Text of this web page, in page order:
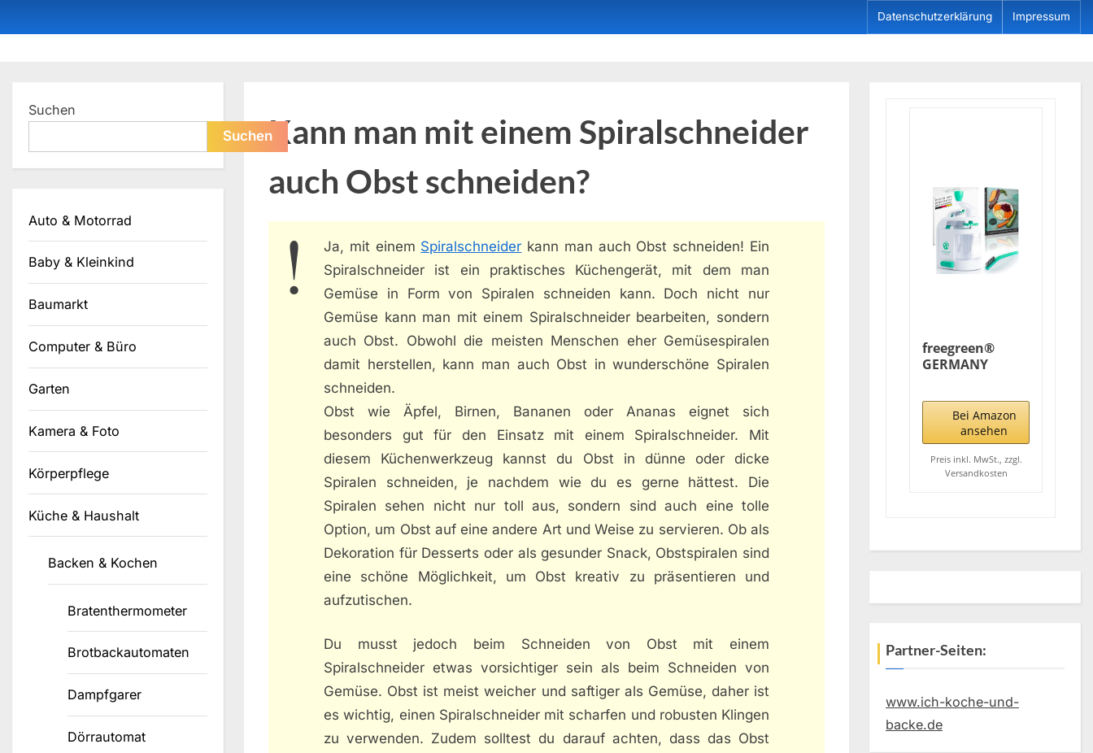
to
Datenschutzerklärung Impressum
Kann man mit einem Spiralschneider
auch Obst schneiden?
Ja, mit einem Spiralschneider kann man auch Obst schneiden! Ein
Spiralschneider ist ein praktisches Küchengerät, mit dem man
Gemüse in Form von Spiralen schneiden kann. Doch nicht nur
Gemüse kann man mit einem Spiralschneider bearbeiten, sondern
auch Obst. Obwohl die meisten Menschen eher Gemüsespiralen
damit herstellen, kann man auch Obst in wunderschöne Spiralen
schneiden.
Obst wie Äpfel, Birnen, Bananen oder Ananas eignet sich
besonders gut für den Einsatz mit einem Spiralschneider. Mit
diesem Küchenwerkzeug kannst du Obst in dünne oder dicke
Spiralen schneiden, je nachdem wie du es gerne hättest. Die
Spiralen sehen nicht nur toll aus, sondern sind auch eine tolle
Option, um Obst auf eine andere Art und Weise zu servieren. Ob als
Dekoration für Desserts oder als gesunder Snack, Obstspiralen sind
eine schöne Möglichkeit, um Obst kreativ zu präsentieren und
aufzutischen.
Du musst jedoch beim Schneiden von Obst mit einem
Spiralschneider etwas vorsichtiger sein als beim Schneiden von
Gemüse. Obst ist meist weicher und saftiger als Gemüse, daher ist
es wichtig, einen Spiralschneider mit scharfen und robusten Klingen
zu verwenden. Zudem solltest du darauf achten, dass das Obst
Suchen
Suchen
Auto & Motorrad
Baby & Kleinkind
Baumarkt
Computer & Büro
Garten
Kamera & Foto
Körperpflege
Küche & Haushalt
Backen & Kochen
Bratenthermometer
Brotbackautomaten
Dampfgarer
Dörrautomat
freegreen®
GERMANY
mit
Auffangbehälter
(inkl. Das
Spiralschneider-
Kochbuch) I Ein
Zoodle Maker,
Bei Amazon
ansehen
Preis inkl. MwSt., zzgl.
Versandkosten
Partner-Seiten:
www.ich-koche-und-
backe.de